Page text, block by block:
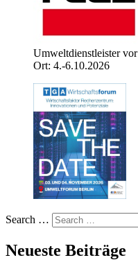
Umweltdienstleister vor
Ort: 4.-6.10.2026
Search …
Neueste Beiträge